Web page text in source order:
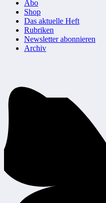
Abo
Shop
Das aktuelle Heft
Rubriken
Newsletter abonnieren
Archiv